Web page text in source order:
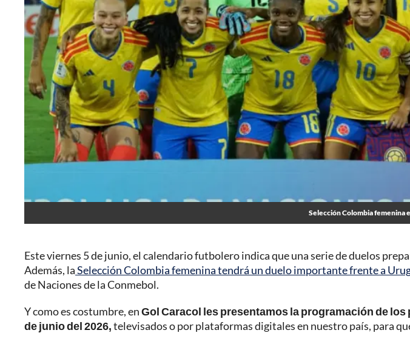
Selección Colombia femenina
Este viernes 5 de junio, el calendario futbolero indica que una serie de duelos
Además, laSelección Colombia femenina tendrá un duelo importante frente a
de Naciones de la Conmebol.
Y como es costumbre, enGol Caracol les presentamos la programación de los
de junio del 2026,televisados o por plataformas digitales en nuestro país, para